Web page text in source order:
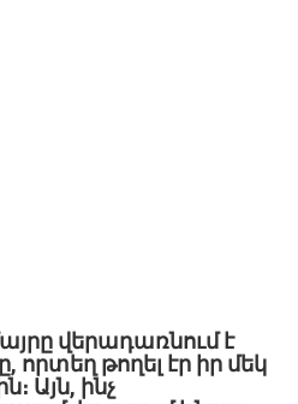
վերադառնում է
թողել էր իր մեկ
Այն, ինչ